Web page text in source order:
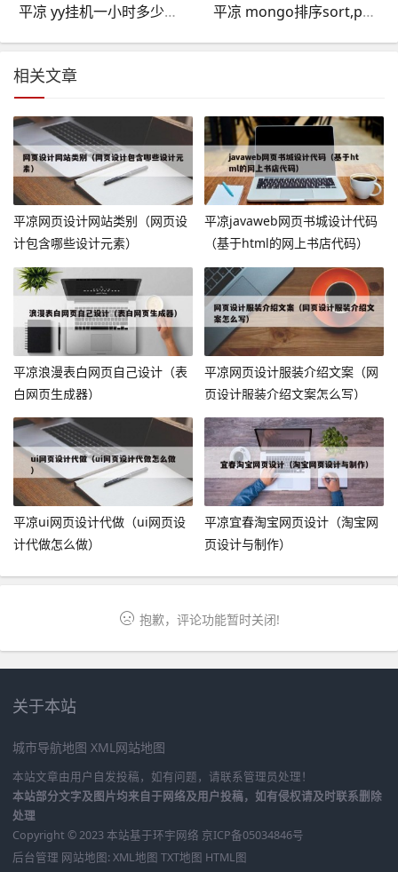
平凉 yy挂机一小时多少积分,iphone版手机YY可以后台挂机吗？ 平凉 mongo排序sort,php如何按顺序排列数组？
相关文章
平凉网页设计网站类别（网页设
计包含哪些设计元素）
平凉javaweb网页书城设计代码
（基于html的网上书店代码）
平凉浪漫表白网页自己设计（表
白网页生成器）
平凉网页设计服装介绍文案（网
页设计服装介绍文案怎么写）
平凉ui网页设计代做（ui网页设
计代做怎么做）
平凉宜春淘宝网页设计（淘宝网
页设计与制作）
抱歉，评论功能暂时关闭!
关于本站
城市导航地图 XML网站地图
本站文章由用户自发投稿，如有问题，请联系管理员处理！
本站部分文字及图片均来自于网络及用户投稿，如有侵权请及时联系删除
处理
Copyright © 2023 本站基于环宇网络 京ICP备05034846号
后台管理 网站地图: XML地图 TXT地图 HTML图